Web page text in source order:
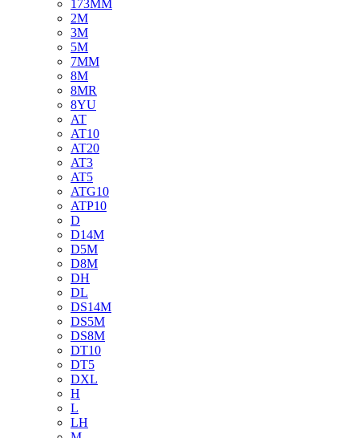
173MM
2M
3M
5M
7MM
8M
8MR
8YU
AT
AT10
AT20
AT3
AT5
ATG10
ATP10
D
D14M
D5M
D8M
DH
DL
DS14M
DS5M
DS8M
DT10
DT5
DXL
H
L
LH